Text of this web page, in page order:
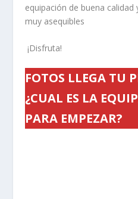
equipación de buena
muy asequibles
¡Disfruta!
FOTOS LLEGA TU
¿CUAL ES LA
PARA EMPEZAR?